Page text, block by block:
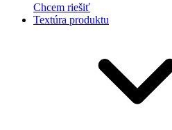
Chcem riešiť
Textúra produktu